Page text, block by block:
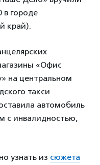
городе
край).
«Офис
на центральном
такси
автомобиль
с инвалидностью,
узнать из сюжета